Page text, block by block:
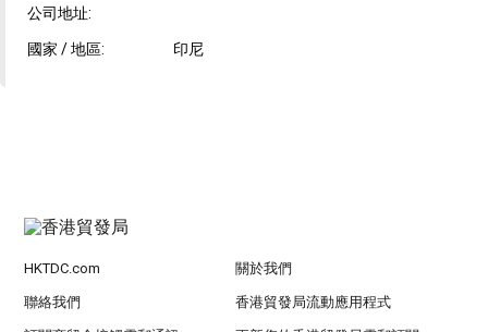
公司地址:
國家 / 地區: 印尼
HKTDC.com 關於我們
聯絡我們 香港貿發局流動應用程式